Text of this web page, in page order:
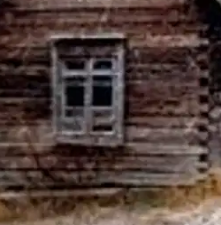
pois minun luotani; fan i blodet.
muuten parantaa, anna palautetta.